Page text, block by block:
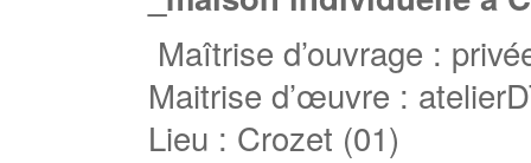
Maîtrise d’ouvrage :
Maitrise d’œuvre :
Lieu : Crozet (01)